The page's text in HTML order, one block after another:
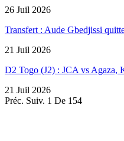
26 Juil 2026
Transfert : Aude Gbedjissi
21 Juil 2026
D2 Togo (J2) : JCA vs Agaza,
21 Juil 2026
Préc. Suiv. 1 De 154